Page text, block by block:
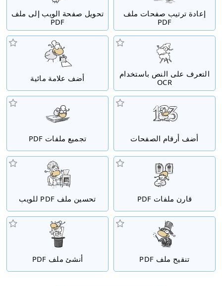
إعادة ترتيب صفحات ملف
PDF
تحويل صفحة الويب إلى ملف
PDF
التعرف على النص باستخدام
OCR
أضف علامة مائية
أضف أرقام الصفحات تجميع ملفات PDF
قارن ملفات PDF تحسين ملف PDF للويب
تنقيح ملف PDF أنشئ ملف PDF